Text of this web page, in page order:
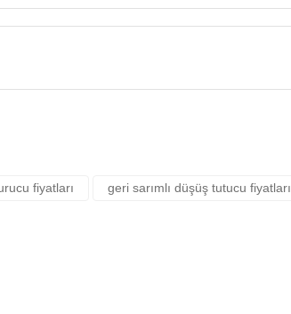
fiyatları geri sarımlı düşüş tutucu fiyatları